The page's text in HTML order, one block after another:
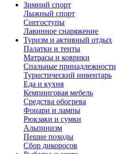
Зимний спорт
Лыжный спорт
Снегоступы
Лавинное снаряжение
Туризм и активный отдых
Палатки и тенты
Матрасы и коврики
Спальные принадлежности
Туристический инвентарь
Еда и кухня
Кемпинговая мебель
Средства обогрева
Фонари и лампы
Рюкзаки и сумки
Альпинизм
Пешие походы
Сбор дикоросов